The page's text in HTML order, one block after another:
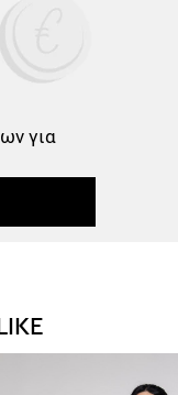
για
και
κωδικό!
*